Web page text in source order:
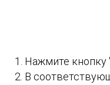
Нажмите кнопку
В